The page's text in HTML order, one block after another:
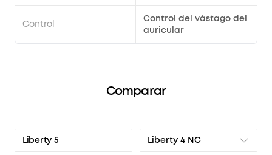
Control
Control del vástago del
auricular
Comparar
Liberty 5 Liberty 4 NC